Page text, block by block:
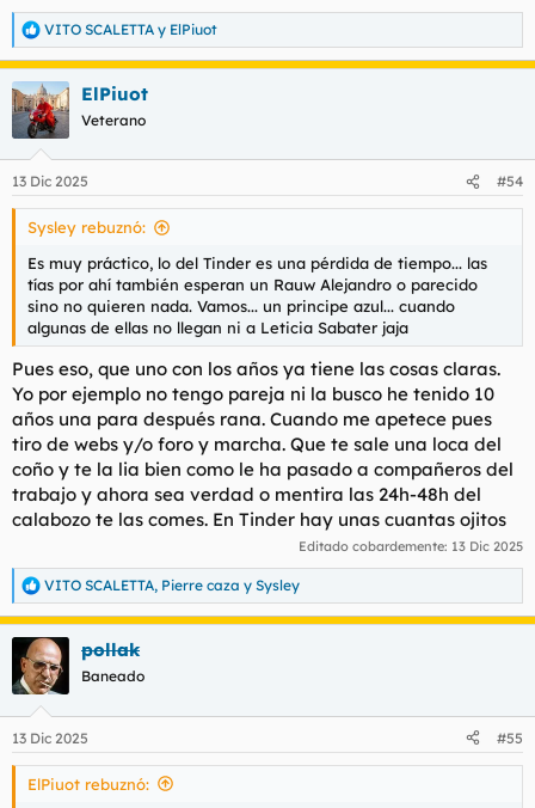
R
e
a
c
c
i
e
s
VITO SCALETTA y ElPiuot
ElPiuot
Veterano
13 Dic 2025 #54
Sysley rebuznó:
Es muy práctico, lo del Tinder es una pérdida de tiempo... las
tías por ahí también esperan un Rauw Alejandro o parecido
sino no quieren nada. Vamos... un principe azul... cuando
algunas de ellas no llegan ni a Leticia Sabater jaja
Pues eso, que uno con los años ya tiene las cosas claras.
Yo por ejemplo no tengo pareja ni la busco he tenido 10
años una para después rana. Cuando me apetece pues
tiro de webs y/o foro y marcha. Que te sale una loca del
coño y te la lia bien como le ha pasado a compañeros del
trabajo y ahora sea verdad o mentira las 24h-48h del
calabozo te las comes. En Tinder hay unas cuantas ojitos
Editado cobardemente: 13 Dic 2025
R
e
a
c
c
i
e
s
VITO SCALETTA, Pierre caza y Sysley
pollak
Baneado
13 Dic 2025 #55
ElPiuot rebuznó: